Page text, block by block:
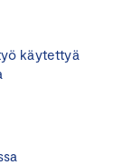
käytettyä